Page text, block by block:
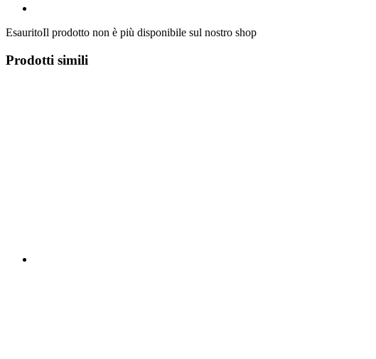
EsauritoIl prodotto non è più disponibile sul nostro shop
Prodotti simili